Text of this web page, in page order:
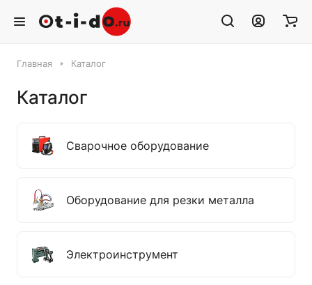
Главная Каталог
Каталог
Сварочное оборудование
Оборудование для резки металла
Электроинструмент